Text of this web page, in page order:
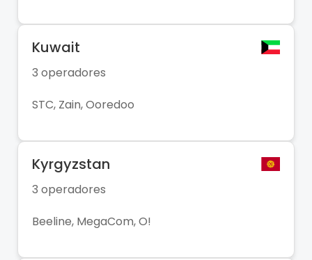
Kuwait
3 operadores
STC, Zain, Ooredoo
Kyrgyzstan
3 operadores
Beeline, MegaCom, O!